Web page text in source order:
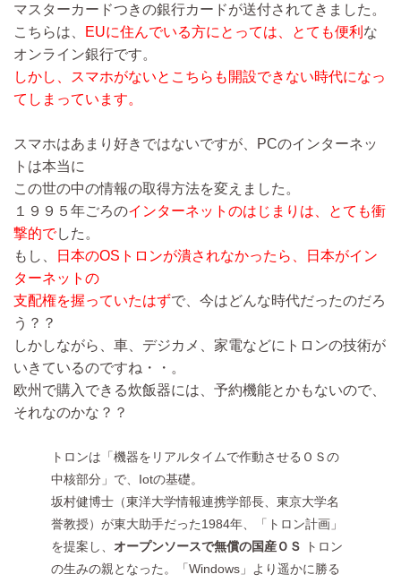
マスターカードつきの銀行カードが送付されてきました。
こちらは、
EUに住んでいる方にとっては、とても便利 な
オンライン銀行です。
しかし、スマホがないとこちらも開設できない時代になっ
てしまっています。
スマホはあまり好きではないですが、PCのインターネッ
トは本当に
この世の中の情報の取得方法を変えました。
１９９５年ごろのインターネットのはじまりは、とても衝
撃的でした。
もし、
日本のOSトロンが潰されなかったら、日本がイン
ターネットの
支配権を握っていたはずで、今はどんな時代だったのだろ
う？？
しかしながら、車、デジカメ、家電などにトロンの技術が
いきているのですね・・。
欧州で購入できる炊飯器には、予約機能とかもないので、
それなのかな？？
トロンは「機器をリアルタイムで作動させるＯＳの
中核部分」で、Iotの基礎。
坂村健博士（東洋大学情報連携学部長、東京大学名
誉教授）が東大助手だった1984年、「トロン計画」
を提案し、 オープンソースで無償の国産ＯＳ
トロン
の生みの親となった。「Windows」より遥かに勝る